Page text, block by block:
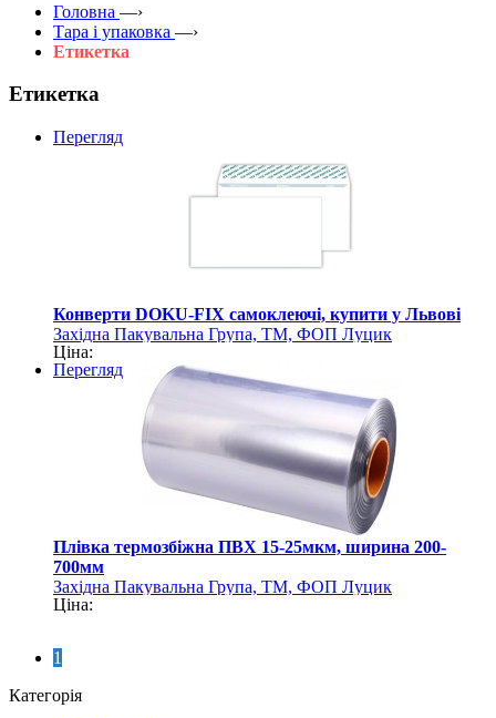
Головна —›
Тара і упаковка —›
Етикетка
Етикетка
Перегляд
Конверти DOKU-FIX самоклеючі, купити у Львові
Західна Пакувальна Група, ТМ, ФОП Луцик
Ціна:
Перегляд
Плівка термозбіжна ПВХ 15-25мкм, ширина 200-
700мм
Західна Пакувальна Група, ТМ, ФОП Луцик
Ціна:
1
Категорія